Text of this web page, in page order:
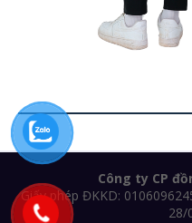
Công ty CP
Giấy phép ĐKKD:
28/